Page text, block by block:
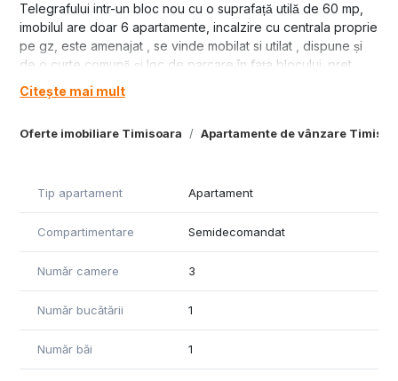
Oferte imobiliare Timisoara Apartamente de vânzare
Telegrafului intr-un bloc nou cu o suprafață utilă de 60 mp,
imobilul are doar 6 apartamente, incalzire cu centrala proprie
pe gz, este amenajat , se vinde mobilat si utilat , dispune și
de o curte comună și loc de parcare în fața blocului. pret
120000 euro.
Citește mai mult
Tip apartament Apartament
Compartimentare Semidecomandat
Număr camere 3
Număr bucătării 1
Număr băi 1